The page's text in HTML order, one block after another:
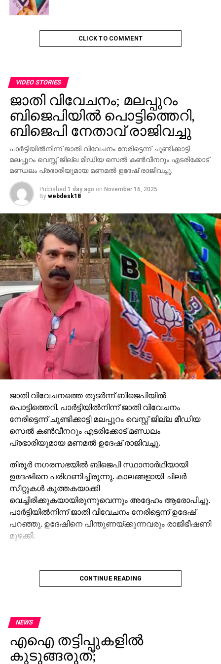
മാധ്യമ പ്രവര്‍ത്തക
ജിഹാദി കേന്ദ്രമെന്ന ബ്ലാക്ക് ലേബല്‍:
മാധ്യമങ്ങളുടെ നിലപാടില്‍ ആശങ്ക പ്രകടിപ്പിച്ച്
CLICK TO COMMENT
VIDEO STORIES
ജാതി വിവേചനം; മലപ്പുറം
ബിജെപിയില്‍ പൊട്ടിത്തെറി,
ബിജെപി നേതാവ് രാജിവച്ചു
പാര്‍ട്ടിയില്‍നിന്ന് ജാതി വിവേചനം നേരിട്ടെന്ന് ചൂണ്ടിക്കാട്ടി
മലപ്പുറം വെസ്റ്റ് ജില്ല മീഡിയ സെല്‍ കണ്‍വീനറും എടരിക്കോട്
മണ്ഡലം പ്രഭാരിയുമായ മണമല്‍ ഉദേഷ് രാജിവച്ചു.
Published 1 day ago on November 16, 2025
By webdesk18
ജാതി വിവേചനത്തെ തുടര്‍ന്ന് ബിജെപിയില്‍
പൊട്ടിത്തെറി. പാര്‍ട്ടിയില്‍നിന്ന് ജാതി വിവേചനം
നേരിട്ടെന്ന് ചൂണ്ടിക്കാട്ടി മലപ്പുറം വെസ്റ്റ് ജില്ല മീഡിയ
സെല്‍ കണ്‍വീനറും എടരിക്കോട് മണ്ഡലം
പ്രഭാരിയുമായ മണമല്‍ ഉദേഷ് രാജിവച്ചു.
തിരൂര്‍ നഗരസഭയില്‍ ബിജെപി സ്ഥാനാര്‍ഥിയായി
ഉദേഷിനെ പരിഗണിച്ചിരുന്നു. കാലങ്ങളായി ചിലര്‍
സീറ്റുകള്‍ കുത്തകയാക്കി
വെച്ചിരിക്കുകയായിരുന്നുവെന്നും അദ്ദേഹം ആരോപിച്ചു.
പാര്‍ട്ടിയില്‍നിന്ന് ജാതി വിവേചനം നേരിട്ടെന്ന് ഉദേഷ്
പറഞ്ഞു. ഉദേഷിനെ പിന്തുണയ്ക്കുന്നവരും രാജിഭീഷണി
മുഴക്കി.
CONTINUE READING
NEWS
എഐ തട്ടിപ്പുകളില്‍
കുടുങ്ങരുത്;